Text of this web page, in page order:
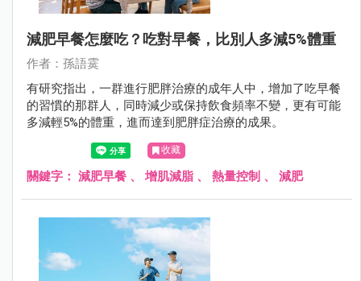
減肥早餐怎麼吃？吃對早餐，比別人多減5%體重
作者：孫語霙
有研究指出，一群進行肥胖治療的成年人中，增加了吃早餐
的習慣的那群人，同時減少或保持飲食頻率不變，更有可能
多減輕5%的體重，進而達到肥胖症治療的成果。
收藏
關鍵字： 減肥早餐 、 增肌減脂 、 熱量控制 、 減肥